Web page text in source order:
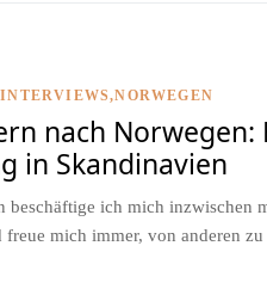
INTERVIEWS NORWEGEN
nach Norwegen:
in Skandinavien
beschäftige ich mich inzwischen
freue mich immer, von anderen